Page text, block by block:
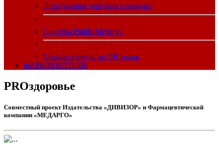
Электронная торговая площадка
Система Public.Medargo
Онлайн-генератор QR кодов
ФАРМКОНТРОЛЬ
PROздоровье
Совместный проект Издательства «ДИВИЗОР» и Фармацевтической
компании «МЕДАРГО»